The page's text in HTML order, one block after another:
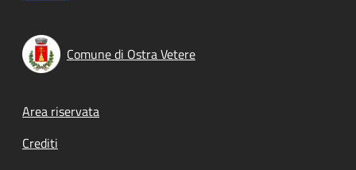
Comune di Ostra Vetere
Footer menu
Area riservata
Crediti